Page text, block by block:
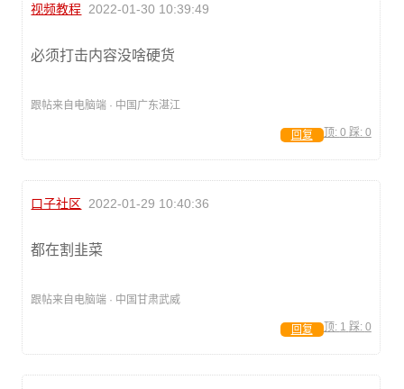
视频教程 2022-01-30 10:39:49
必须打击内容没啥硬货
跟帖来自电脑端 · 中国广东湛江
顶: 0 踩: 0
回复
口子社区 2022-01-29 10:40:36
都在割韭菜
跟帖来自电脑端 · 中国甘肃武威
顶: 1 踩: 0
回复